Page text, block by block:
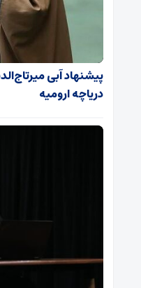
پیشنهاد آبی
دریاچه ارومیه